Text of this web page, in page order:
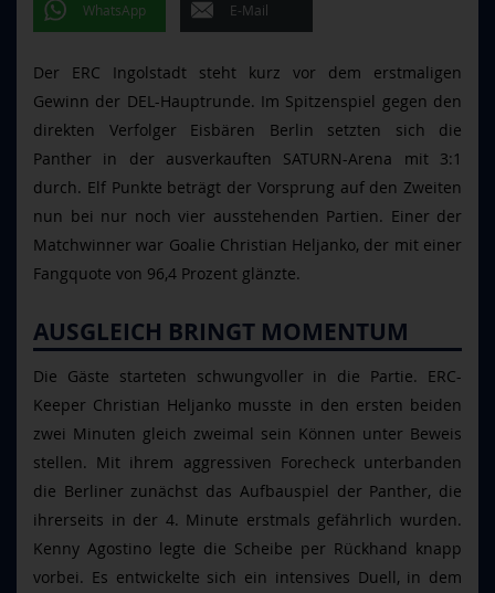
WhatsApp E-Mail
Der ERC Ingolstadt steht kurz vor dem erstmaligen
Gewinn der DEL-Hauptrunde. Im Spitzenspiel gegen den
direkten Verfolger Eisbären Berlin setzten sich die
Panther in der ausverkauften SATURN-Arena mit 3:1
durch. Elf Punkte beträgt der Vorsprung auf den Zweiten
nun bei nur noch vier ausstehenden Partien. Einer der
Matchwinner war Goalie Christian Heljanko, der mit einer
Fangquote von 96,4 Prozent glänzte.
AUSGLEICH BRINGT MOMENTUM
Die Gäste starteten schwungvoller in die Partie. ERC-
Keeper Christian Heljanko musste in den ersten beiden
zwei Minuten gleich zweimal sein Können unter Beweis
stellen. Mit ihrem aggressiven Forecheck unterbanden
die Berliner zunächst das Aufbauspiel der Panther, die
ihrerseits in der 4. Minute erstmals gefährlich wurden.
Kenny Agostino legte die Scheibe per Rückhand knapp
vorbei. Es entwickelte sich ein intensives Duell, in dem